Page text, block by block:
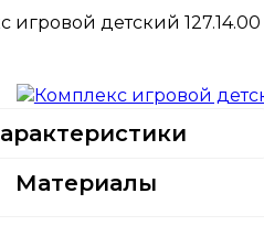
Материалы